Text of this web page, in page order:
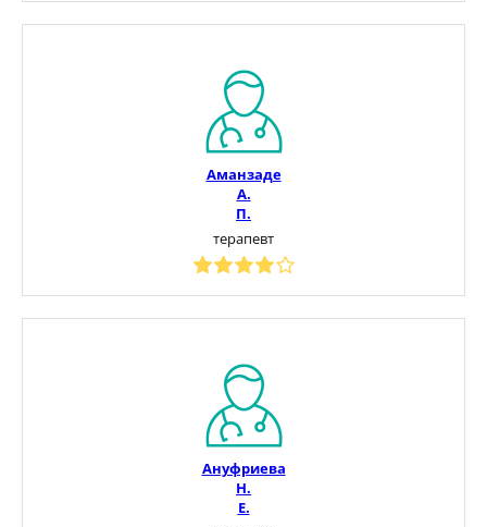
Аманзаде
А.
П.
терапевт
Ануфриева
Н.
Е.